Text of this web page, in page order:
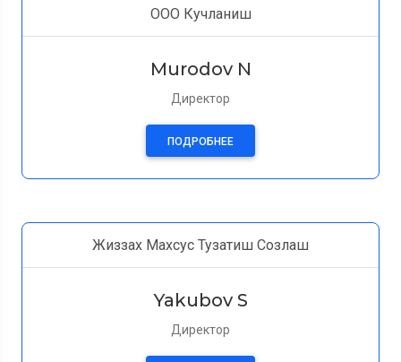
ООО Кучланиш
Murodov N
Директор
ПОДРОБНЕЕ
Жиззах Махсус Тузатиш Созлаш
Yakubov S
Директор